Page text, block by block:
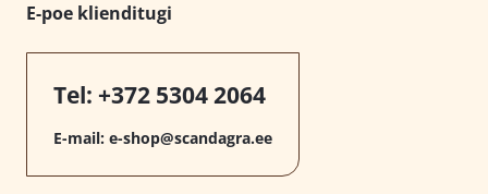
E-poe klienditugi
Tel: +372 5304 2064
E-mail: e-shop@scandagra.ee